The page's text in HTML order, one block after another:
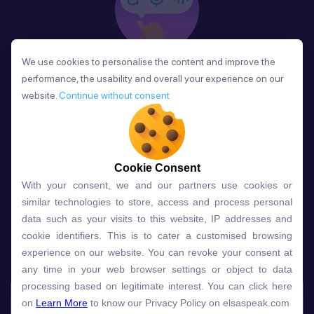
Phản Hồi
Sau mỗi bài học, người học nhận phản hồi về phát
âm và ngữ pháp ngay lập tức, giúp cải thiện kỹ năng
và tiến bộ nhanh chóng.
Lựa chọn gói học ELSA dành
cho bạn
Gói học Free Premium
Speech Analyzer
We use cookies to personalise the content and improve the
performance, the usability and overall your experience on our
website. Continue without consent
Cookie Consent
With your consent, we and our partners use cookies or
similar technologies to store, access and process personal
data such as your visits to this website, IP addresses and
cookie identifiers. This is to cater a customised browsing
experience on our website. You can revoke your consent at
any time in your web browser settings or object to data
processing based on legitimate interest. You can click here
on Learn More to know our Privacy Policy on elsaspeak.com
We use cookies to personalise the content and improve the
performance, the usability and overall your experience on our
website. Continue without consent
Cookie Consent
With your consent, we and our partners use cookies or
similar technologies to store, access and process personal
data such as your visits to this website, IP addresses and
cookie identifiers. This is to cater a customised browsing
experience on our website. You can revoke your consent at
any time in your web browser settings or object to data
processing based on legitimate interest. You can click here
on Learn More to know our Privacy Policy on elsaspeak.com